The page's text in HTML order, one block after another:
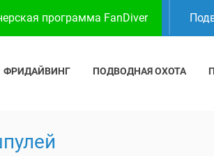
программа FanDiver
ФРИДАЙВИНГ ПОДВОДНАЯ ОХОТА